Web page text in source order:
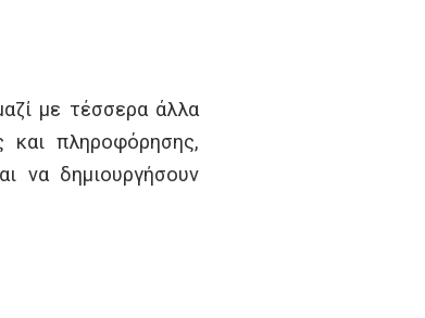
με τέσσερα άλλα
και πληροφόρησης,
να δημιουργήσουν